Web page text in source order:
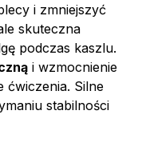
i zmniejszyć
skuteczna
podczas kaszlu.
i wzmocnienie
ćwiczenia. Silne
stabilności